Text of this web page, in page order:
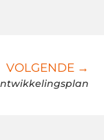
VOLGENDE →